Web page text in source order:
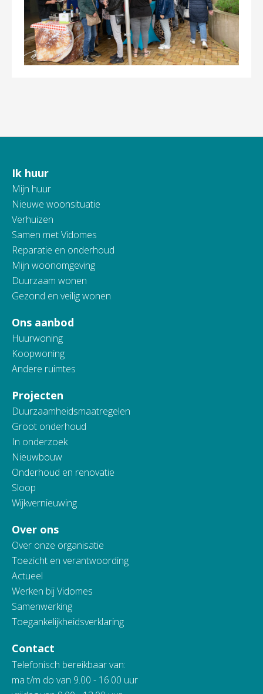
Contactinformatie
Ik huur
Mijn huur
Nieuwe woonsituatie
Verhuizen
Samen met Vidomes
Reparatie en onderhoud
Mijn woonomgeving
Duurzaam wonen
Gezond en veilig wonen
Ons aanbod
Huurwoning
Koopwoning
Andere ruimtes
Projecten
Duurzaamheidsmaatregelen
Groot onderhoud
In onderzoek
Nieuwbouw
Onderhoud en renovatie
Sloop
Wijkvernieuwing
Over ons
Over onze organisatie
Toezicht en verantwoording
Actueel
Werken bij Vidomes
Samenwerking
Toegankelijkheidsverklaring
Contact
Telefonisch bereikbaar van:
ma t/m do van 9.00 - 16.00 uur